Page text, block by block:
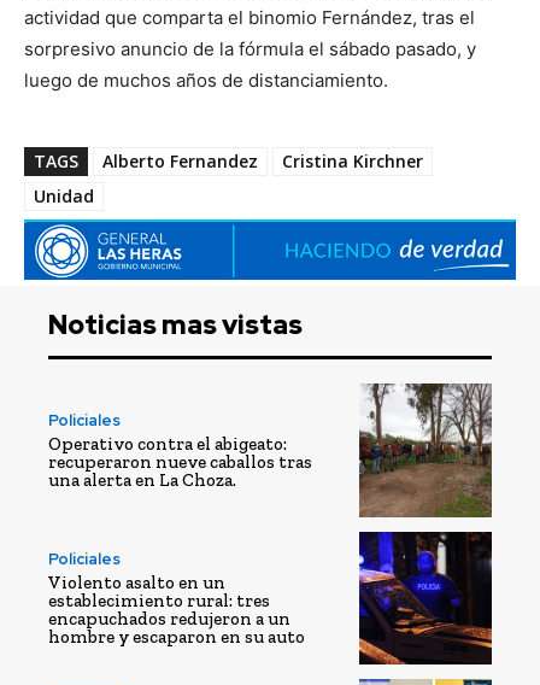
actividad que comparta el binomio Fernández, tras el
sorpresivo anuncio de la fórmula el sábado pasado, y
luego de muchos años de distanciamiento.
TAGS Alberto Fernandez
Cristina Kirchner
Unidad
Noticias mas vistas
Policiales
Operativo contra el abigeato:
recuperaron nueve caballos tras
una alerta en La Choza.
Policiales
Violento asalto en un
establecimiento rural: tres
encapuchados redujeron a un
hombre y escaparon en su auto